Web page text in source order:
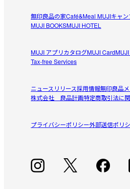
透け感：ややあり
生地の厚さ：薄め
受取手段店舗受け取り可・コンビニ受
洗ったらヨレヨレに。
丸まってしまい、一瞬で何年も着
半袖のサマーニットは重宝するの
りすぎでは。次シーズンも着られ
匿名希望
きちんとして見えます
ん。綿100％なので、洗った後はア
参考になった（0人）
無印良品の家Café&Meal MUJIキャ
MUJI BOOKSMUJI HOTEL
MUJI アプリカタログMUJI Card
Tax-free Services
ニュースリリース採用情報無印良品
株式会社 良品計画特定商取引法に
プライバシーポリシー外部送信ポリ